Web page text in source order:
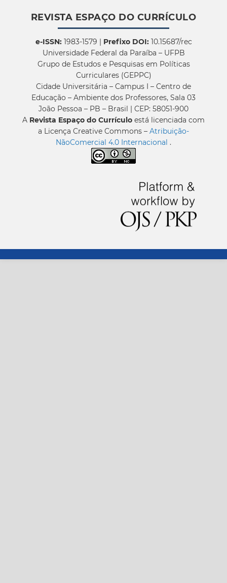
REVISTA ESPAÇO DO CURRÍCULO
e-ISSN:1983-1579 | Prefixo DOI:10.15687/rec
Universidade Federal da Paraíba – UFPB
Grupo de Estudos e Pesquisas em Políticas
Curriculares (GEPPC)
Cidade Universitária – Campus I – Centro de
Educação – Ambiente dos Professores, Sala 03
João Pessoa – PB – Brasil | CEP: 58051-900
A Revista Espaço do Currículo está licenciada com
a Licença Creative Commons – Atribuição-
NãoComercial 4.0 Internacional .